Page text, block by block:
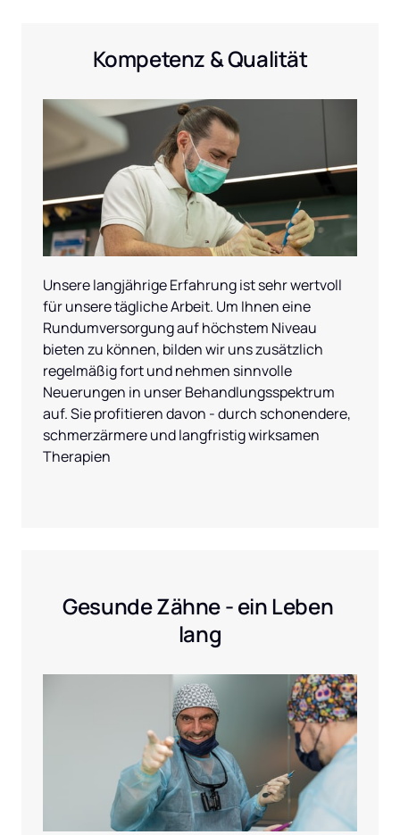
Kompetenz & Qualität
Unsere langjährige Erfahrung ist sehr wertvoll
für unsere tägliche Arbeit. Um Ihnen eine
Rundumversorgung auf höchstem Niveau
bieten zu können, bilden wir uns zusätzlich
regelmäßig fort und nehmen sinnvolle
Neuerungen in unser Behandlungsspektrum
auf. Sie profitieren davon - durch schonendere,
schmerzärmere und langfristig wirksamen
Therapien
Gesunde Zähne - ein Leben
lang